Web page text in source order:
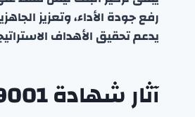
رفع جودة الأداء، وتعزيز
يدعم تحقيق الأهداف
آثار شهادة ISO 9001 على بيئة العمل